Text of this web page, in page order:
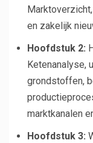
en zakelijk
Hoofdstuk 2:
Ketenanalyse,
grondstoffen,
marktkanalen
Hoofdstuk 3: